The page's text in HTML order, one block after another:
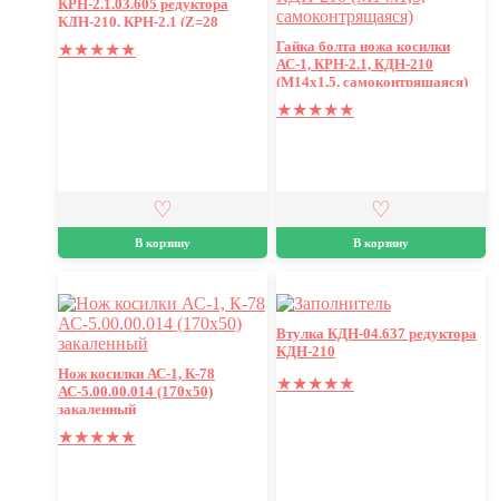
КРН-2.1.03.605 редуктора
КДН-210, КРН-2,1 (Z=28
коническая)
★★★★★
В корзину
Гайка болта ножа косилки
АС-1, КРН-2.1, КДН-210
(М14х1,5, самоконтрящаяся)
★★★★★
В корзину
Нож косилки АС-1, К-78
АС-5.00.00.014 (170х50)
закаленный
★★★★★
Втулка КДН-04.637 редуктора
КДН-210
★★★★★